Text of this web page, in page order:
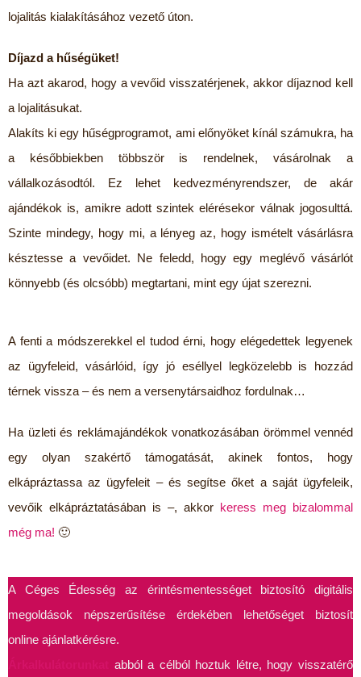
lojalitás kialakításához vezető úton.
Díjazd a hűségüket!
Ha azt akarod, hogy a vevőid visszatérjenek, akkor díjaznod kell
a lojalitásukat.
Alakíts ki egy hűségprogramot, ami előnyöket kínál számukra, ha
a későbbiekben többször is rendelnek, vásárolnak a
vállalkozásodtól. Ez lehet kedvezményrendszer, de akár
ajándékok is, amikre adott szintek elérésekor válnak jogosulttá.
Szinte mindegy, hogy mi, a lényeg az, hogy ismételt vásárlásra
késztesse a vevőidet. Ne feledd, hogy egy meglévő vásárlót
könnyebb (és olcsóbb) megtartani, mint egy újat szerezni.
A fenti a módszerekkel el tudod érni, hogy elégedettek legyenek
az ügyfeleid, vásárlóid, így jó eséllyel legközelebb is hozzád
térnek vissza – és nem a versenytársaidhoz fordulnak…
Ha üzleti és reklámajándékok vonatkozásában örömmel vennéd
egy olyan szakértő támogatását, akinek fontos, hogy
elkápráztassa az ügyfeleit – és segítse őket a saját ügyfeleik,
vevőik elkápráztatásában is –, akkor keress meg bizalommal
még ma! 🙂
A Céges Édesség az érintésmentességet biztosító digitális
megoldások népszerűsítése érdekében lehetőséget biztosít
online ajánlatkérésre.
abból a célból hoztuk létre, hogy visszatérő